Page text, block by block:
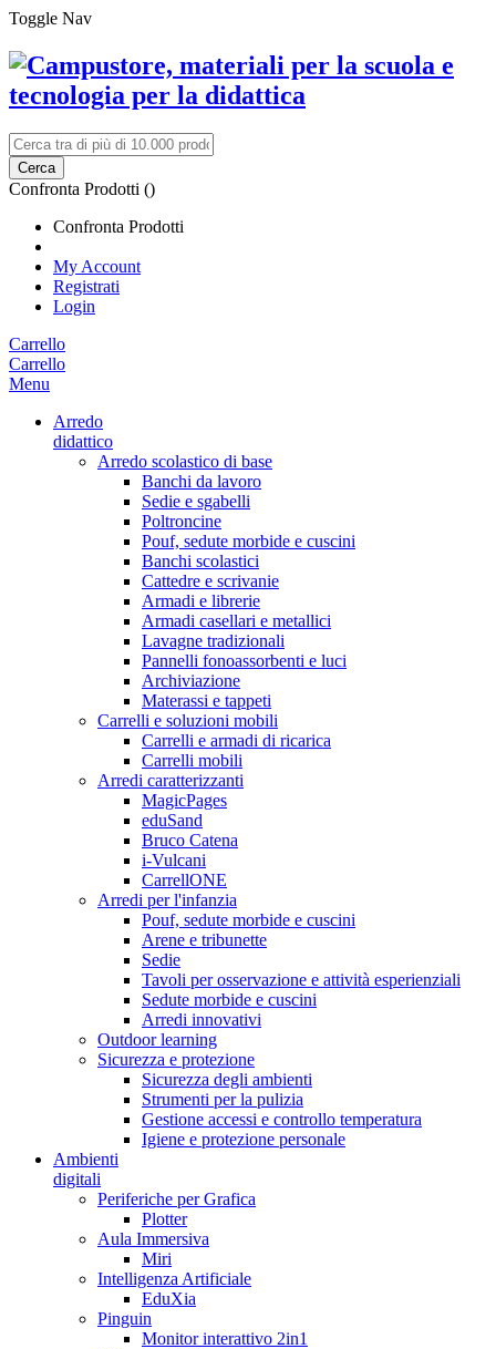
Toggle Nav
Cerca
Confronta Prodotti ()
Confronta Prodotti
My Account
Registrati
Login
Carrello
Carrello
Menu
Arredo
didattico
Arredo scolastico di base
Banchi da lavoro
Sedie e sgabelli
Poltroncine
Pouf, sedute morbide e cuscini
Banchi scolastici
Cattedre e scrivanie
Armadi e librerie
Armadi casellari e metallici
Lavagne tradizionali
Pannelli fonoassorbenti e luci
Archiviazione
Materassi e tappeti
Carrelli e soluzioni mobili
Carrelli e armadi di ricarica
Carrelli mobili
Arredi caratterizzanti
MagicPages
eduSand
Bruco Catena
i-Vulcani
CarrellONE
Arredi per l'infanzia
Pouf, sedute morbide e cuscini
Arene e tribunette
Sedie
Tavoli per osservazione e attività esperienziali
Sedute morbide e cuscini
Arredi innovativi
Outdoor learning
Sicurezza e protezione
Sicurezza degli ambienti
Strumenti per la pulizia
Gestione accessi e controllo temperatura
Igiene e protezione personale
Ambienti
digitali
Periferiche per Grafica
Plotter
Aula Immersiva
Miri
Intelligenza Artificiale
EduXia
Pinguin
Monitor interattivo 2in1